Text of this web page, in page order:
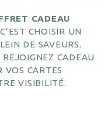
CADEAU
CHOISIR UN
DE SAVEURS.
CADEAU
VOS CARTES
VISIBILITÉ.